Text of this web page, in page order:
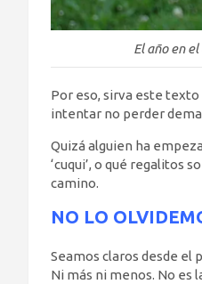
El año en
Por eso, sirva este
intentar no perder
Quizá alguien ha
‘cuqui’, o qué regalitos
camino.
NO LO
Seamos claros desde el
Ni más ni menos. No es